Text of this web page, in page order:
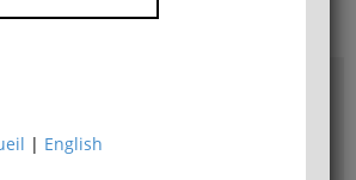
Département de philosophie
| English